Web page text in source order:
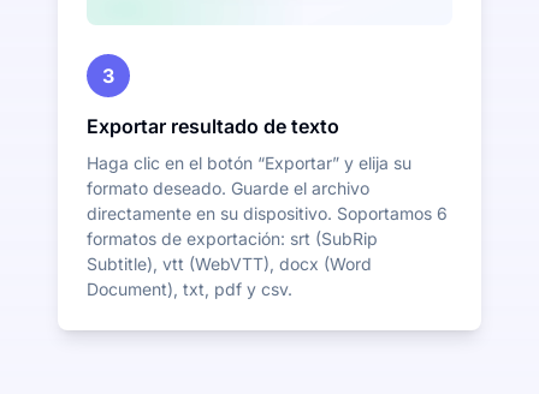
3
Exportar resultado de texto
Haga clic en el botón “Exportar” y elija su
formato deseado. Guarde el archivo
directamente en su dispositivo. Soportamos 6
formatos de exportación: srt (SubRip
Subtitle), vtt (WebVTT), docx (Word
Document), txt, pdf y csv.